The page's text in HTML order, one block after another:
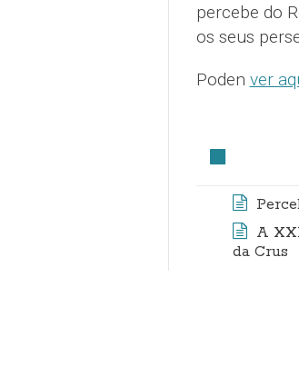
percebe do
os seus
Poden ver
A
da Crus